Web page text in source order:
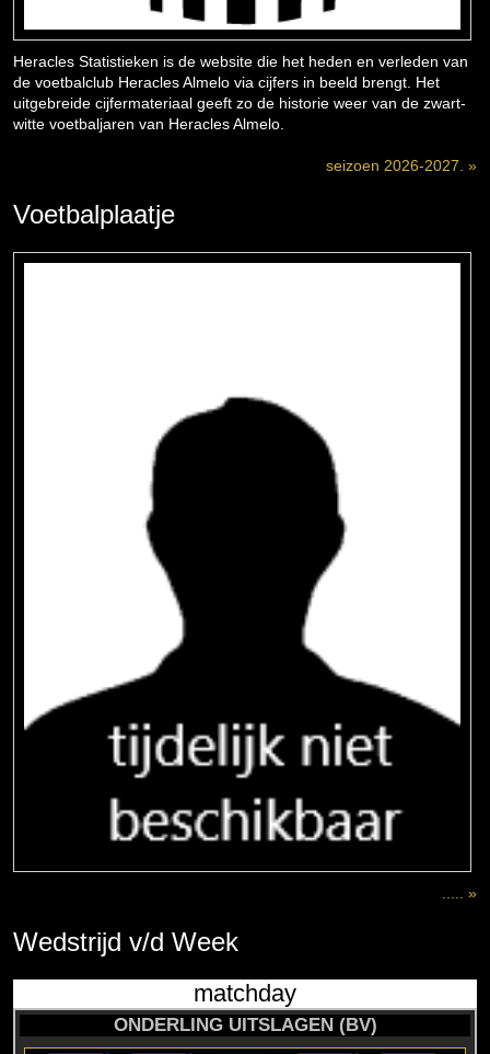
Heracles Statistieken is de website die het heden en verleden van
de voetbalclub Heracles Almelo via cijfers in beeld brengt. Het
uitgebreide cijfermateriaal geeft zo de historie weer van de zwart-
witte voetbaljaren van Heracles Almelo.
seizoen 2026-2027. »
Voetbalplaatje
..... »
Wedstrijd v/d Week
matchday
ONDERLING UITSLAGEN (BV)